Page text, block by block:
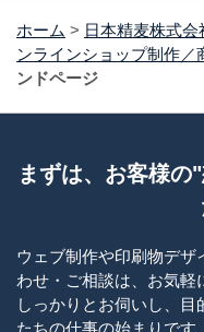
ホーム > 日本精麦株式
ンラインショップ制作
ンドページ
まずは、お客様の
ウェブ制作や印刷物デザ
わせ・ご相談は、お気軽
しっかりとお伺いし、
たちの仕事の始まりです。